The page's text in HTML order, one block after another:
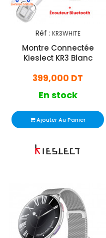
Réf : KR3WHITE
Montre Connectée
Kieslect KR3 Blanc
399,000 DT
En stock
Ajouter Au Panier